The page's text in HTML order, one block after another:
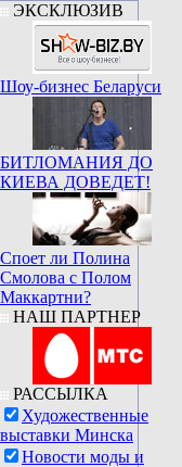
ЭКСКЛЮЗИВ
Шоу-бизнес Беларуси
БИТЛОМАНИЯ ДО
КИЕВА ДОВЕДЕТ!
Споет ли Полина
Смолова с Полом
Маккартни?
НАШ ПАРТНЕР
РАССЫЛКА
Художественные
выставки Минска
Новости моды и